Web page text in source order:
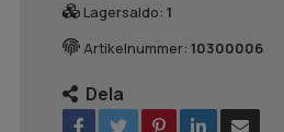
Lagersaldo: 1
Artikelnummer: 10300006
Dela